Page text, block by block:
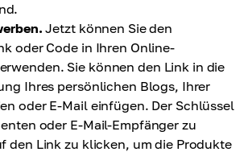
Jetzt können Sie den
oder Code in Ihren Online-
Sie können den Link in die
Ihres persönlichen Blogs, Ihrer
oder E-Mail einfügen. Der Schlüssel
oder E-Mail-Empfänger zu
den Link zu klicken, um die Produkte